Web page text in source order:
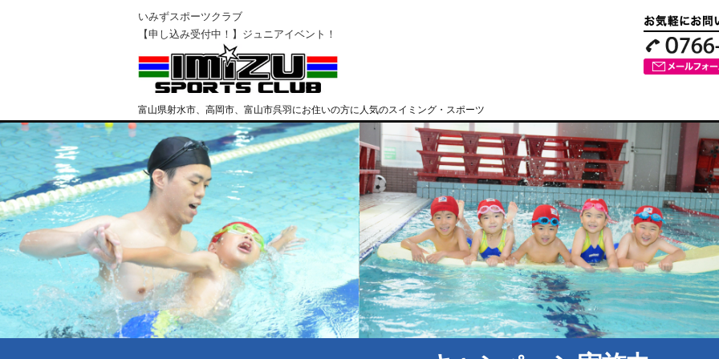
いみずスポーツクラブ
【申し込み受付中！】ジュニアイベント！
富山県射水市、高岡市、富山市呉羽にお住いの方に人気のスイミング・スポーツ
クラブ